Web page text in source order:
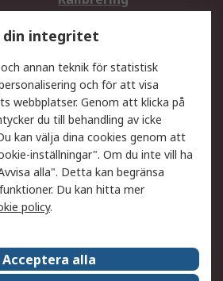
Teknisk Support
Exportlösningar
Retur av varor
Spåra din order
Fördelar med RS-konto
Försäljningsvillkor
din integritet
annan teknik för statistisk
och för att visa
webbplatser. Genom att klicka på
du till behandling av icke
kan välja dina cookies genom att
inställningar". Om du inte vill ha
alla". Detta kan begränsa
Du kan hitta mer
policy.
Acceptera alla